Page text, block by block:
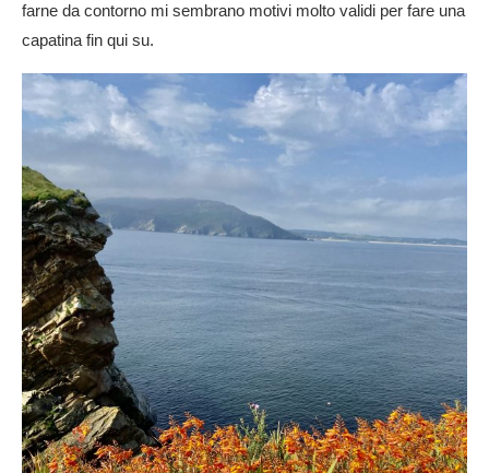
farne da contorno mi sembrano motivi molto validi per fare una
capatina fin qui su.